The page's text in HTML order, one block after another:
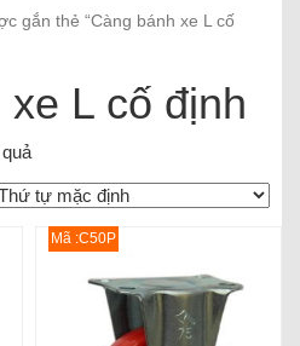
gắn thẻ “Càng bánh xe L cố
L cố định
Mã :C50P